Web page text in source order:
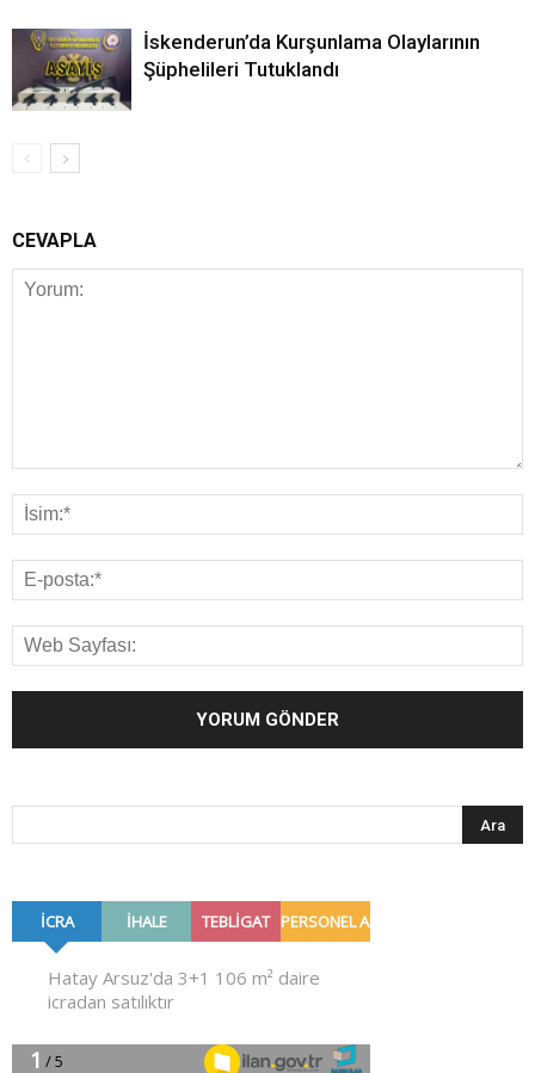
İskenderun’da Kurşunlama Olaylarının
Şüphelileri Tutuklandı
CEVAPLA